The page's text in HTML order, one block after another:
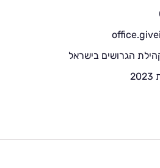
הגרושים בישראל